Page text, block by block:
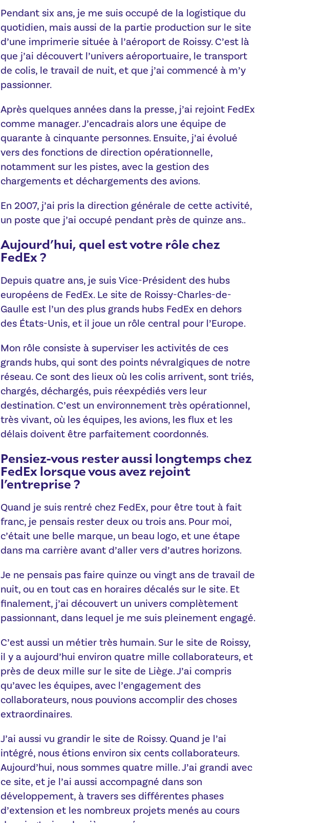
Pendant six ans, je me suis occupé de la logistique du
quotidien, mais aussi de la partie production sur le site
d’une imprimerie située à l’aéroport de Roissy. C’est là
que j’ai découvert l’univers aéroportuaire, le transport
de colis, le travail de nuit, et que j’ai commencé à m’y
passionner.
Après quelques années dans la presse, j’ai rejoint FedEx
comme manager. J’encadrais alors une équipe de
quarante à cinquante personnes. Ensuite, j’ai évolué
vers des fonctions de direction opérationnelle,
notamment sur les pistes, avec la gestion des
chargements et déchargements des avions.
En 2007, j’ai pris la direction générale de cette activité,
un poste que j’ai occupé pendant près de quinze ans..
Aujourd’hui, quel est votre rôle chez
FedEx ?
Depuis quatre ans, je suis Vice-Président des hubs
européens de FedEx. Le site de Roissy-Charles-de-
Gaulle est l’un des plus grands hubs FedEx en dehors
des États-Unis, et il joue un rôle central pour l’Europe.
Mon rôle consiste à superviser les activités de ces
grands hubs, qui sont des points névralgiques de notre
réseau. Ce sont des lieux où les colis arrivent, sont triés,
chargés, déchargés, puis réexpédiés vers leur
destination. C’est un environnement très opérationnel,
très vivant, où les équipes, les avions, les flux et les
délais doivent être parfaitement coordonnés.
Pensiez-vous rester aussi longtemps chez
FedEx lorsque vous avez rejoint
l’entreprise ?
Quand je suis rentré chez FedEx, pour être tout à fait
franc, je pensais rester deux ou trois ans. Pour moi,
c’était une belle marque, un beau logo, et une étape
dans ma carrière avant d’aller vers d’autres horizons.
Je ne pensais pas faire quinze ou vingt ans de travail de
nuit, ou en tout cas en horaires décalés sur le site. Et
finalement, j’ai découvert un univers complètement
passionnant, dans lequel je me suis pleinement engagé.
C’est aussi un métier très humain. Sur le site de Roissy,
il y a aujourd’hui environ quatre mille collaborateurs, et
près de deux mille sur le site de Liège. J’ai compris
qu’avec les équipes, avec l’engagement des
collaborateurs, nous pouvions accomplir des choses
extraordinaires.
J’ai aussi vu grandir le site de Roissy. Quand je l’ai
intégré, nous étions environ six cents collaborateurs.
Aujourd’hui, nous sommes quatre mille. J’ai grandi avec
ce site, et je l’ai aussi accompagné dans son
développement, à travers ses différentes phases
d’extension et les nombreux projets menés au cours